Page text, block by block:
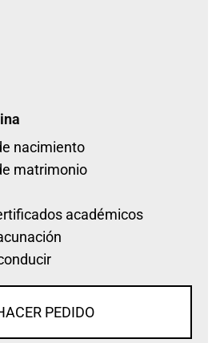
nacimiento
matrimonio
académicos
PEDIDO